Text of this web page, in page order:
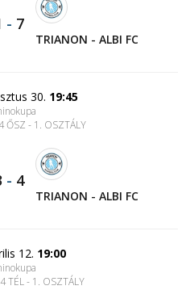
- 7
TRIANON - ALBI FC
30. 19:45
ŐSZ - 1. OSZTÁLY
- 4
TRIANON - ALBI FC
12. 19:00
TÉL - 1. OSZTÁLY